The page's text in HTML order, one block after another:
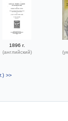
1896 г.
(английский)
>>